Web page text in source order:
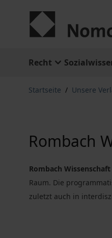
Recht
Startseite / Unsere
Rombach
Rombach Wissenschaft
Raum. Die
zuletzt auch in